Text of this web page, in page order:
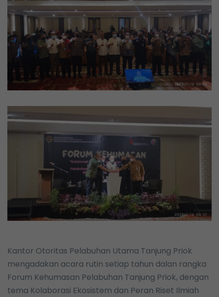
Kantor Otoritas Pelabuhan Utama Tanjung Priok
mengadakan acara rutin setiap tahun dalan rangka
Forum Kehumasan Pelabuhan Tanjung Priok, dengan
tema Kolaborasi Ekosistem dan Peran Riset Ilmiah